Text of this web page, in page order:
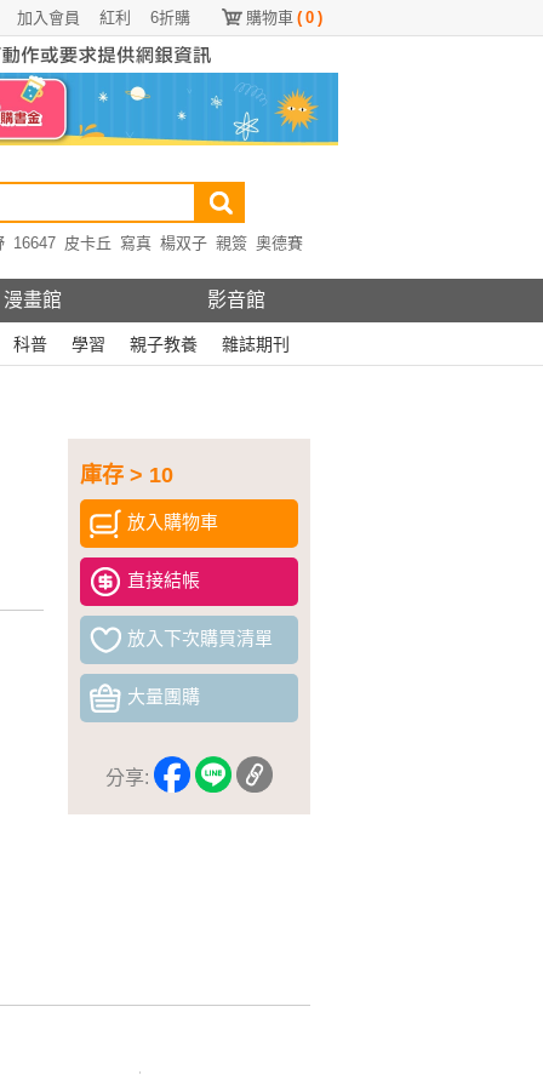
購物車 ( 0 )
6折購
紅利
加入會員
16647 皮卡丘 寫真 楊双子 親簽 奧德賽
漫畫館 影音館
科普 學習 親子教養 雜誌期刊
庫存 > 10
放入購物車
直接結帳
放入下次購買清單
大量團購
分享: